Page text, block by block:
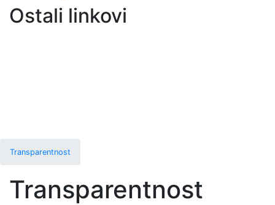
Transparentnost
Transparentnost
Ostali linkovi